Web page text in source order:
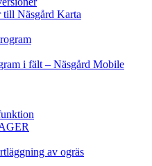
till Näsgård Karta
i fält – Näsgård Mobile
av ogräs